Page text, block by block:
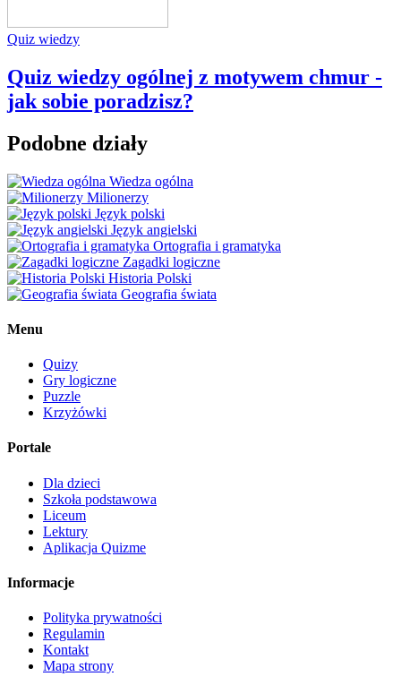
Quiz wiedzy
Quiz wiedzy ogólnej z motywem chmur -
jak sobie poradzisz?
Podobne działy
Wiedza ogólna
Milionerzy
Język polski
Język angielski
Ortografia i gramatyka
Zagadki logiczne
Historia Polski
Geografia świata
Menu
Quizy
Gry logiczne
Puzzle
Krzyżówki
Portale
Dla dzieci
Szkoła podstawowa
Liceum
Lektury
Aplikacja Quizme
Informacje
Polityka prywatności
Regulamin
Kontakt
Mapa strony